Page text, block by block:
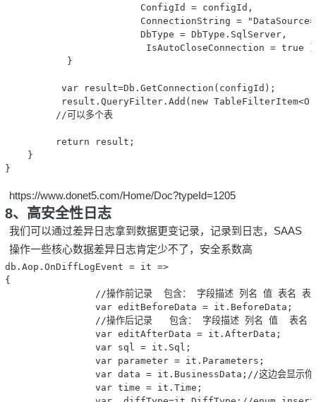
                        ConfigId = configId,
ConnectionString =
                        DbType = DbType.SqlServer,
IsAutoCloseConnection = true
           }
          var result=Db.GetConnection(configId);
result.QueryFilter.Add(new
         //可以多个表
         return result;
    }
}
https://www.donet5.com/Home/Doc?typeId=1205
8、高安全性日志
我们可以通过差异日志拿到数据更变记录，记录到日志，SAAS
操作一些核心数据差异日志肯定少不了，安全系数高
db.Aop.OnDiffLogEvent = it =>
{
//操作前记录  包含： 字段描述 列名 值 表名 表
                var editBeforeData = it.BeforeData;
//操作后记录   包含： 字段描述 列名 值  表名
                var editAfterData = it.AfterData;
                var sql = it.Sql;
                var parameter = it.Parameters;
var data = it.BusinessData;//这边会显示你
                var time = it.Time;